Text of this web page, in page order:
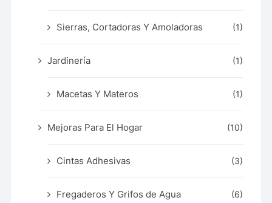
Sierras, Cortadoras Y Amoladoras (1)
Jardinería (1)
Macetas Y Materos (1)
Mejoras Para El Hogar (10)
Cintas Adhesivas (3)
Fregaderos Y Grifos de Agua (6)